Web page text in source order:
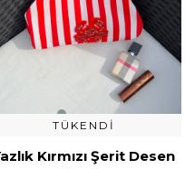
TÜKENDI
Kırmızı Şerit Desen